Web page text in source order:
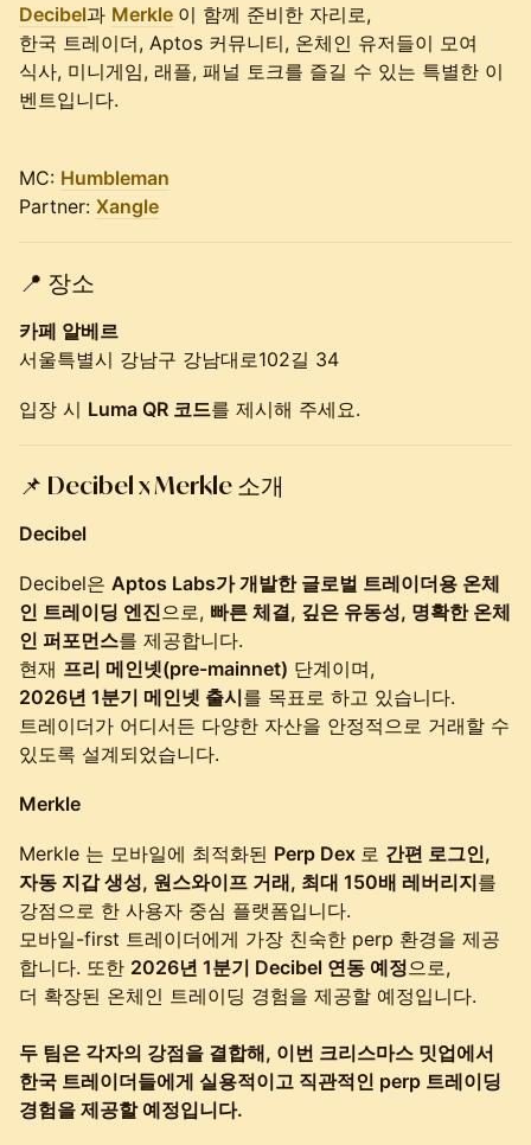
Decibel과 Merkle 이 함께 준비한 자리로,
한국 트레이더, Aptos 커뮤니티, 온체인 유저들이 모여
식사, 미니게임, 래플, 패널 토크를 즐길 수 있는 특별한 이
벤트입니다.
MC: Humbleman
Partner: Xangle
📍 장소
카페 알베르
서울특별시 강남구 강남대로102길 34
입장 시 Luma QR 코드를 제시해 주세요.
📌 Decibel x Merkle 소개
Decibel
Decibel은 Aptos Labs가 개발한 글로벌 트레이더용 온체
인 트레이딩 엔진으로, 빠른 체결, 깊은 유동성, 명확한 온체
인 퍼포먼스를 제공합니다.
현재 프리 메인넷(pre-mainnet) 단계이며,
2026년 1분기 메인넷 출시를 목표로 하고 있습니다.
트레이더가 어디서든 다양한 자산을 안정적으로 거래할 수
있도록 설계되었습니다.
Merkle
Merkle 는 모바일에 최적화된 Perp Dex 로 간편 로그인,
자동 지갑 생성, 원스와이프 거래, 최대 150배 레버리지를
강점으로 한 사용자 중심 플랫폼입니다.
모바일-first 트레이더에게 가장 친숙한 perp 환경을 제공
합니다. 또한 2026년 1분기 Decibel 연동 예정으로,
더 확장된 온체인 트레이딩 경험을 제공할 예정입니다.
두 팀은 각자의 강점을 결합해, 이번 크리스마스 밋업에서
한국 트레이더들에게 실용적이고 직관적인 perp 트레이딩
경험을 제공할 예정입니다.